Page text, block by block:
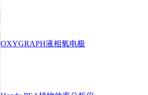
OXYGRAPH液相氧电极